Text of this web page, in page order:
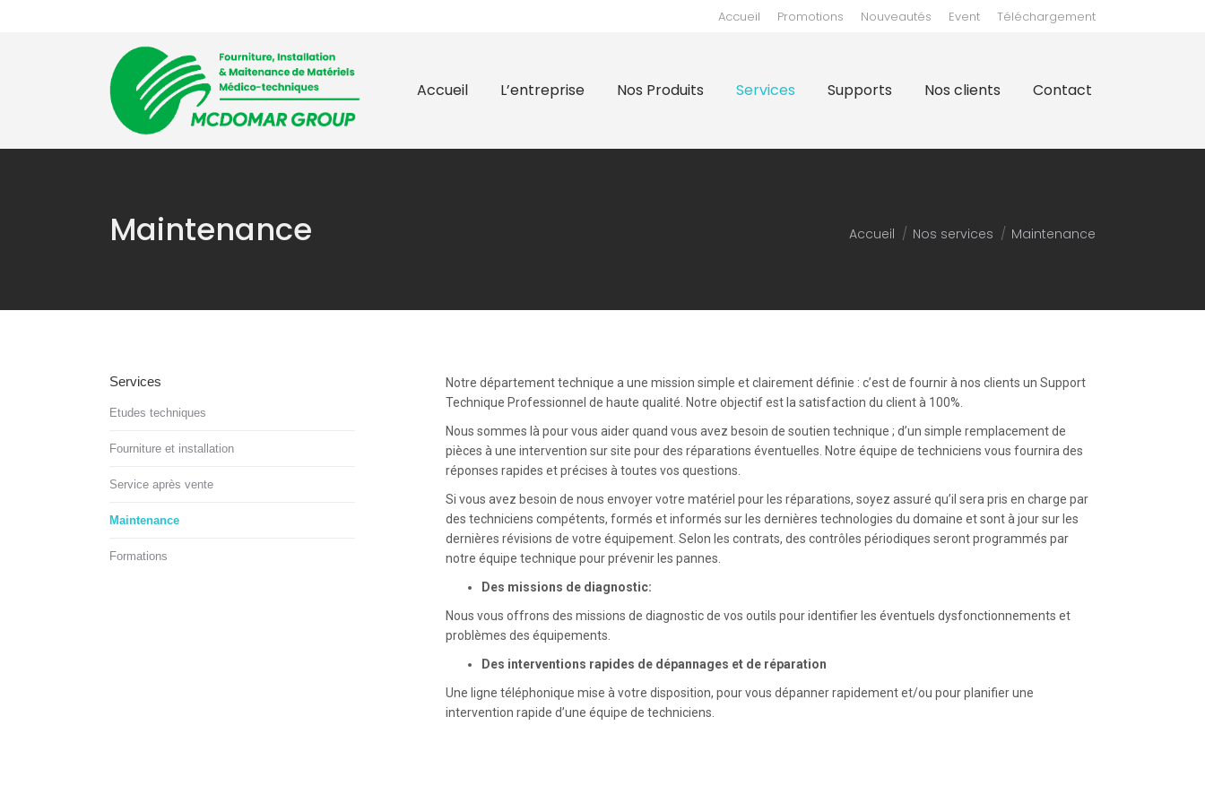
Accueil Promotions Nouveautés Event Téléchargement
Accueil L’entreprise Nos Produits Services Supports Nos clients Contact
Maintenance Vous êtes ici :
Accueil Nos services Maintenance
Notre département technique a une mission simple et clairement définie : c’est de fournir à nos clients un Support
Technique Professionnel de haute qualité. Notre objectif est la satisfaction du client à 100%.
Nous sommes là pour vous aider quand vous avez besoin de soutien technique ; d’un simple remplacement de
pièces à une intervention sur site pour des réparations éventuelles. Notre équipe de techniciens vous fournira des
réponses rapides et précises à toutes vos questions.
Si vous avez besoin de nous envoyer votre matériel pour les réparations, soyez assuré qu’il sera pris en charge par
des techniciens compétents, formés et informés sur les dernières technologies du domaine et sont à jour sur les
dernières révisions de votre équipement. Selon les contrats, des contrôles périodiques seront programmés par
notre équipe technique pour prévenir les pannes.
Des missions de diagnostic:
Nous vous offrons des missions de diagnostic de vos outils pour identifier les éventuels dysfonctionnements et
problèmes des équipements.
Des interventions rapides de dépannages et de réparation
Une ligne téléphonique mise à votre disposition, pour vous dépanner rapidement et/ou pour planifier une
intervention rapide d’une équipe de techniciens.
Services
Etudes techniques
Fourniture et installation
Service après vente
Maintenance
Formations